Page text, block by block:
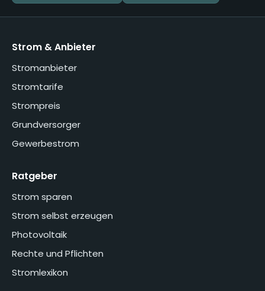
Strom & Anbieter
Stromanbieter
Stromtarife
Strompreis
Grundversorger
Gewerbestrom
Ratgeber
Strom sparen
Strom selbst erzeugen
Photovoltaik
Rechte und Pflichten
Stromlexikon